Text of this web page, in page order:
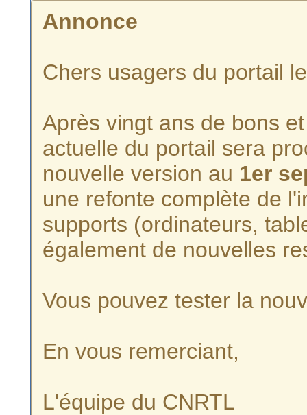
Annonce
Chers usagers du portail
Après vingt ans de bons
actuelle du portail sera
nouvelle version au 1er
une refonte complète de
supports (ordinateurs,
également de nouvelles
Vous pouvez tester la
En vous remerciant,
L'équipe du CNRTL